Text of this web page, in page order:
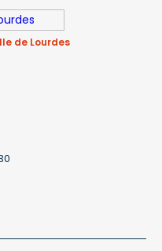
de Lourdes